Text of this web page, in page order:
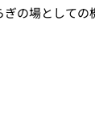
の場としての